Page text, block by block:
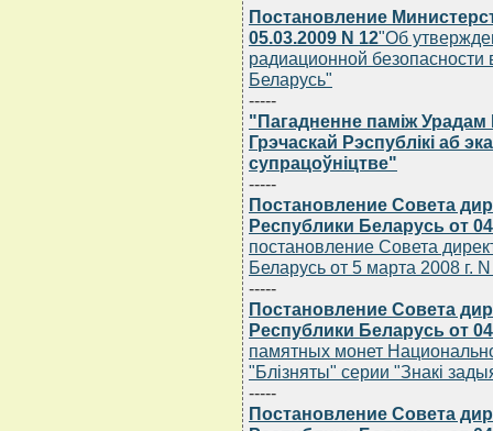
Постановление
05.03.2009 N 12"Об
радиационной
Беларусь"
-----
"Пагадненне памiж Урадам
Грэчаскай Рэспублiкi аб
супрацоўнiцтве"
-----
Постановление Совета
Республики Беларусь от
постановление Совета
Беларусь от 5 марта 2008 г.
-----
Постановление Совета
Республики Беларусь от
памятных монет
"Блiзняты" серии "Знакi
-----
Постановление Совета